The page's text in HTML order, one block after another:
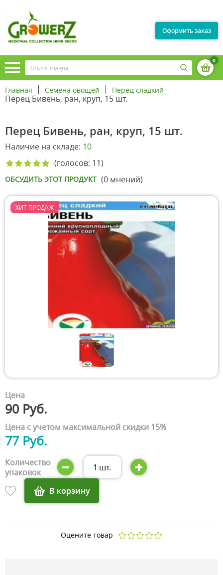
Оформить заказ
0
Главная Семена овощей Перец сладкий
Перец Бивень, ран, круп, 15 шт.
Перец Бивень, ран, круп, 15 шт.
Наличие на складе: 10
(голосов: 11)
ОБСУДИТЬ ЭТОТ ПРОДУКТ (0 мнений)
ХИТ ПРОДАЖ
Цена
90 Руб.
Цена с учетом максимальной скидки 15%
77 Руб.
Количество
упаковок
1 шт.
В корзину
Оцените товар